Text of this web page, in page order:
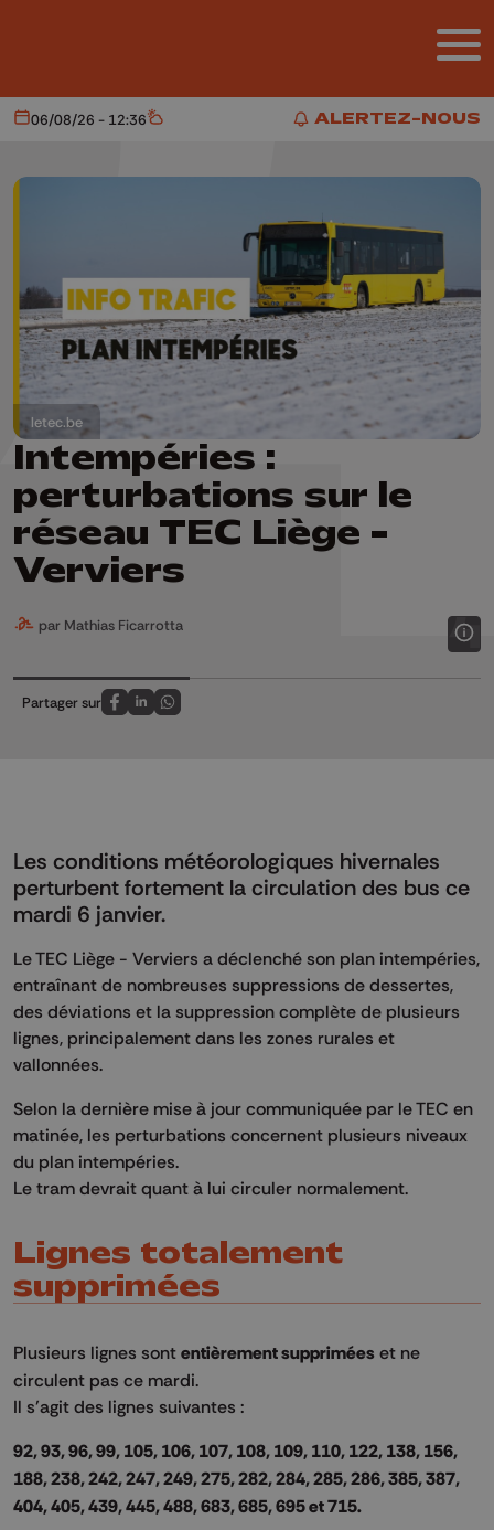
ALERTEZ-NOUS
ALERTEZ-NOUS
Aujourd'hui
06/08/26 - 12:36 Météo
Intempéries :
perturbations sur le
réseau TEC Liège -
Verviers
par Mathias Ficarrotta
Partager sur
Partagez sur FaceBook
Partagez sur LinkedIn
Partagez sur Whatsapp
letec.be
Les conditions météorologiques hivernales
perturbent fortement la circulation des bus ce
mardi 6 janvier.
Le TEC Liège - Verviers a déclenché son plan intempéries,
entraînant de nombreuses suppressions de dessertes,
des déviations et la suppression complète de plusieurs
lignes, principalement dans les zones rurales et
vallonnées.
Selon la dernière mise à jour communiquée par le TEC en
matinée, les perturbations concernent plusieurs niveaux
du plan intempéries.
Le tram devrait quant à lui circuler normalement.
Lignes totalement
supprimées
Plusieurs lignes sont entièrement supprimées et ne
circulent pas ce mardi.
Il s’agit des lignes suivantes :
92, 93, 96, 99, 105, 106, 107, 108, 109, 110, 122, 138, 156,
188, 238, 242, 247, 249, 275, 282, 284, 285, 286, 385, 387,
404, 405, 439, 445, 488, 683, 685, 695 et 715.